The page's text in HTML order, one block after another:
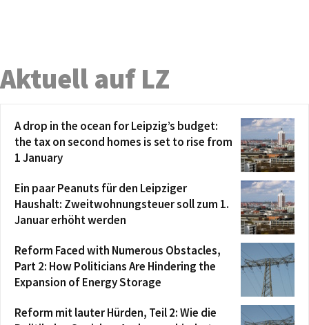
Aktuell auf LZ
A drop in the ocean for Leipzig’s budget:
the tax on second homes is set to rise from
1 January
Ein paar Peanuts für den Leipziger
Haushalt: Zweitwohnungsteuer soll zum 1.
Januar erhöht werden
Reform Faced with Numerous Obstacles,
Part 2: How Politicians Are Hindering the
Expansion of Energy Storage
Reform mit lauter Hürden, Teil 2: Wie die